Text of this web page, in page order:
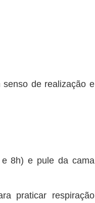
de realização e
8h) e pule da cama
praticar respiração